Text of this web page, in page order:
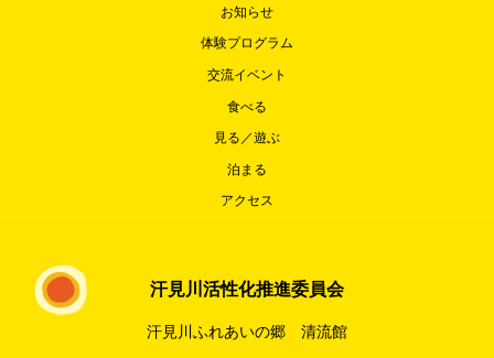
お知らせ
体験プログラム
交流イベント
食べる
見る／遊ぶ
泊まる
アクセス
汗見川活性化推進委員会
汗見川ふれあいの郷 清流館